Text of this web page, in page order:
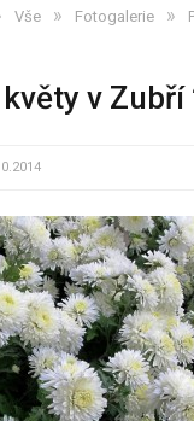
Vše » Fotogalerie »
v Zubří